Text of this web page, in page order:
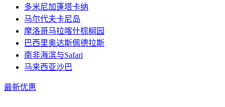
多米尼加蓬塔卡纳
马尔代夫卡尼岛
摩洛哥马拉喀什棕榈园
巴西里奥达斯佩德拉斯
南非海滨与Safari
马来西亚沙巴
最新优惠